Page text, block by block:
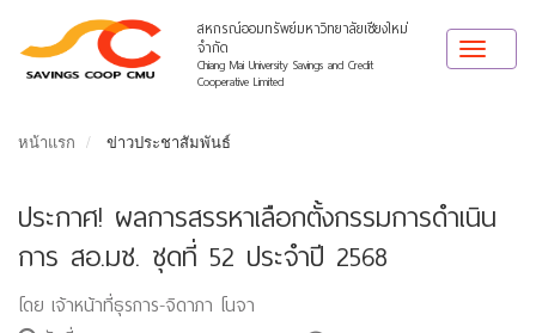
สหกรณ์ออมทรัพย์มหาวิทยาลัยเชียงใหม่
จำกัด
Chiang Mai University Savings and Credit
Cooperative Limited
Toggle
หน้าแรก ข่าวประชาสัมพันธ์
ประกาศ! ผลการสรรหาเลือกตั้งกรรมการดำเนิน
การ สอ.มช. ชุดที่ 52 ประจำปี 2568
โดย เจ้าหน้าที่ธุรการ-จิดาภา โนจา